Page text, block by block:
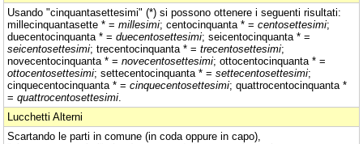
Usando "cinquantasettesimi" (*) si possono ottenere i seguenti risultati:
millecinquantasette * = millesimi; centocinquanta * = centosettesimi;
duecentocinquanta * = duecentosettesimi; seicentocinquanta * =
seicentosettesimi; trecentocinquanta * = trecentosettesimi;
novecentocinquanta * = novecentosettesimi; ottocentocinquanta * =
ottocentosettesimi; settecentocinquanta * = settecentosettesimi;
cinquecentocinquanta * = cinquecentosettesimi; quattrocentocinquanta *
= quattrocentosettesimi
Lucchetti Alterni
Scartando le parti in comune (in coda oppure in capo),